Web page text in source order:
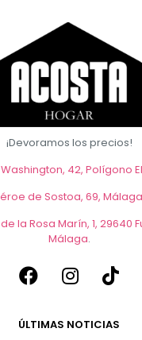
¡Devoramos los precios!
42, Polígono
de Sostoa, 69, Málaga
la Rosa Marín, 1, 29640
Málaga.
ÚLTIMAS NOTICIAS